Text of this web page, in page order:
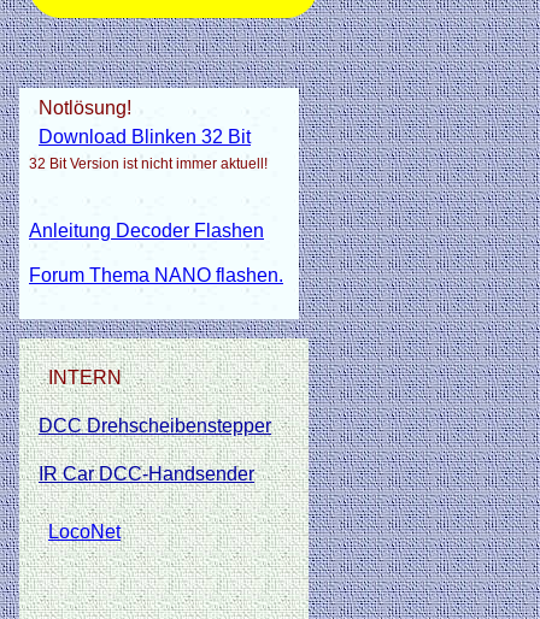
Notlösung!
Download Blinken 32 Bit
32 Bit Version ist nicht immer aktuell!
Anleitung Decoder Flashen
Forum Thema NANO flashen.
INTERN
DCC Drehscheibenstepper
IR Car DCC-Handsender
LocoNet